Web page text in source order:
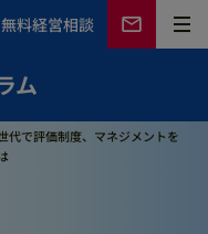
無料経営相談
ム
代で評価制度、マネジメントを